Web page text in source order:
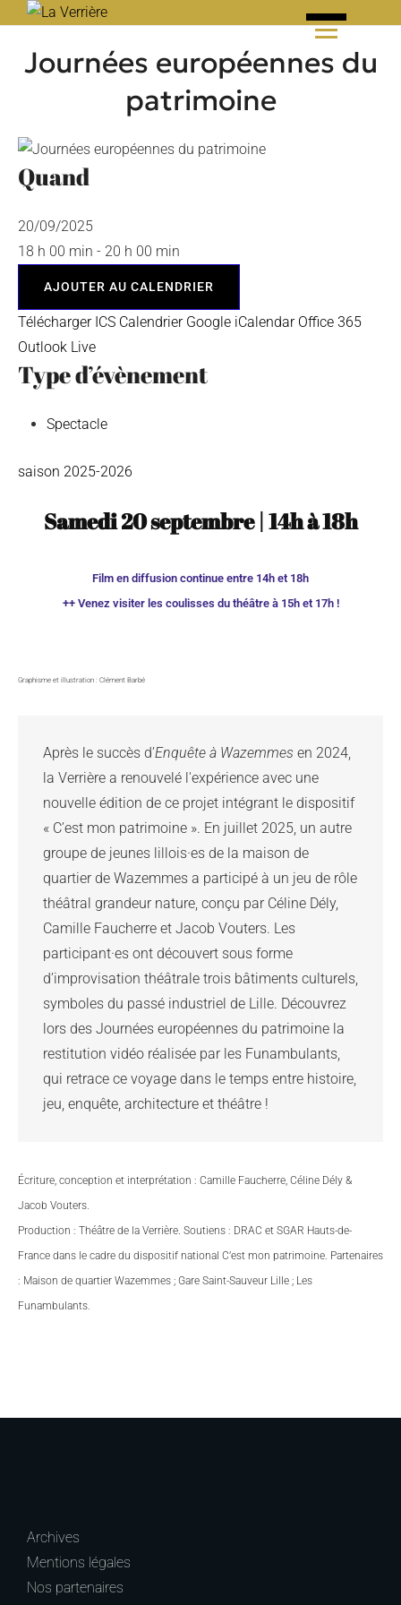
contentJournées européennes du
patrimoine
Quand
20/09/2025
18 h 00 min - 20 h 00 min
AJOUTER AU CALENDRIER
Télécharger ICS Calendrier Google iCalendar Office 365
Outlook Live
Type d’évènement
Spectacle
saison 2025-2026
Samedi 20 septembre| 14hà18h
Film en diffusion continue entre 14h et 18h
++ Venez visiter les coulisses du théâtre à 15h et 17h !
Graphisme et illustration : Clément Barbé
Après le succès d’Enquête à Wazemmes en 2024,
la Verrière a renouvelé l'expérience avec une
nouvelle édition de ce projet intégrant le dispositif
« C’est mon patrimoine ». En juillet 2025, un autre
groupe de jeunes lillois·es de la maison de
quartier de Wazemmes a participé à un jeu de rôle
théâtral grandeur nature, conçu par Céline Dély,
Camille Faucherre et Jacob Vouters. Les
participant·es ont découvert sous forme
d’improvisation théâtrale trois bâtiments culturels,
symboles du passé industriel de Lille. Découvrez
lors des Journées européennes du patrimoine la
restitution vidéo réalisée par les Funambulants,
qui retrace ce voyage dans le temps entre histoire,
jeu, enquête, architecture et théâtre !
Écriture, conception et interprétation : Camille Faucherre, Céline Dély &
Jacob Vouters.
Production : Théâtre de la Verrière. Soutiens : DRAC et SGAR Hauts-de-
France dans le cadre du dispositif national C’est mon patrimoine. Partenaires
: Maison de quartier Wazemmes ; Gare Saint-Sauveur Lille ; Les
Funambulants.
Archives
Mentions légales
Nos partenaires